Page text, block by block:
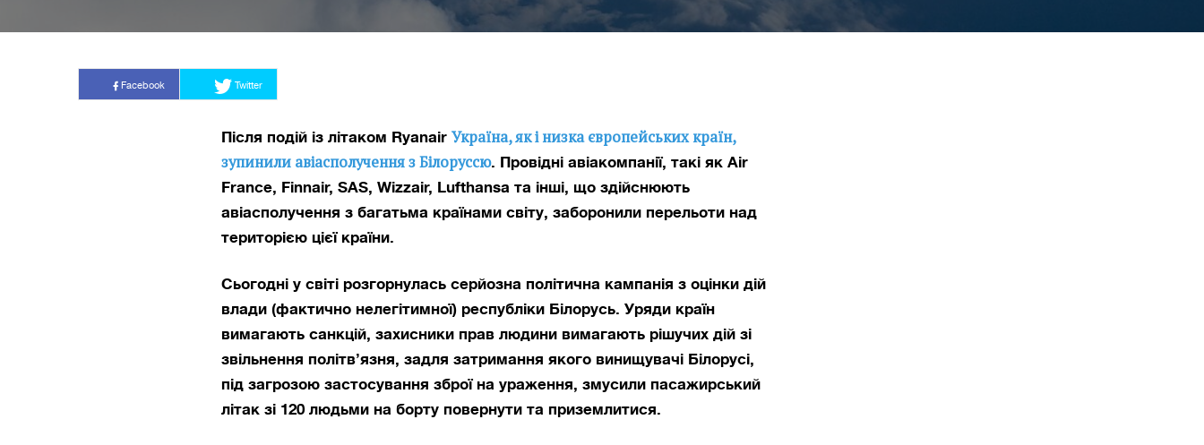
Facebook Twitter
Після подій із літаком RyanairУкраїна, як і низка європейських країн,
зупинили авіасполучення з Білоруссю. Провідні авіакомпанії, такі як Air
France, Finnair, SAS, Wizzair, Lufthansa та інші, що здійснюють
авіасполучення з багатьма країнами світу, заборонили перельоти над
територією цієї країни.
Сьогодні у світі розгорнулась серйозна політична кампанія з оцінки дій
влади (фактично нелегітимної) республіки Білорусь. Уряди країн
вимагають санкцій, захисники прав людини вимагають рішучих дій зі
звільнення політв’язня, задля затримання якого винищувачі Білорусі,
під загрозою застосування зброї на ураження, змусили пасажирський
літак зі 120 людьми на борту повернути та приземлитися.